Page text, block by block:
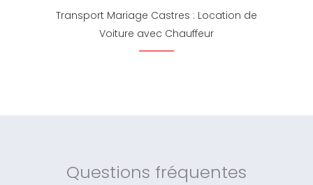
Transport Mariage Castres : Location de
Voiture avec Chauffeur
Questions fréquentes